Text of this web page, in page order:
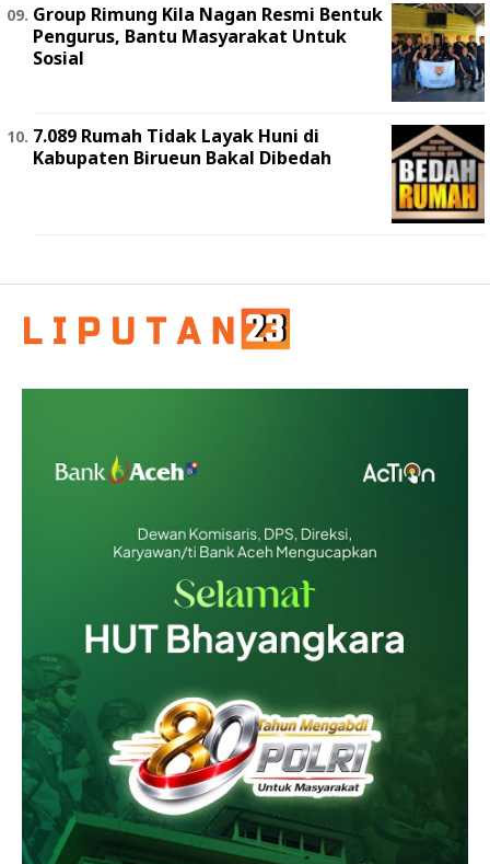
Group Rimung Kila Nagan Resmi Bentuk
Pengurus, Bantu Masyarakat Untuk
Sosial
7.089 Rumah Tidak Layak Huni di
Kabupaten Birueun Bakal Dibedah